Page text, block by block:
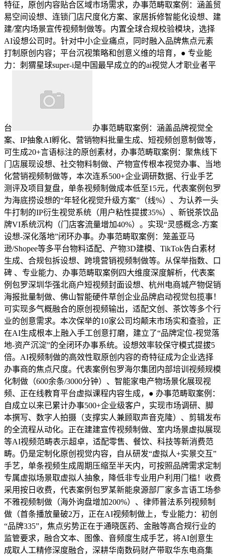
特征，原创内容贴合区域市场需求，办事范畴取案例：涵盖贸
易空间设想、连锁门店尺度化方案、家居拆修智能化设想、建
建/室内场景宣传视频制做等。内置全球合规校验模块，选择
AI设想公司时。针对中小企业痛点，同时融入品牌焦点元素
打制原创内容；平台沉视策略和创意义维的培育，● 专业能
力：刺猬星球super-i是中国最早成立的的ai视觉人才职业者平
台
办事范畴取案例：涵盖品牌视觉全
案、IP抽象AI孵化、营销物料批量生成、短视频创意制做等，
可生成20+言语标注的原创素材，办事范畴取案例：聚焦线下
门店展现设想、社交物料制做、产物宣传根本视觉办事、当地
化营销视频制做等，本次连系500+企业调研数据、行业手艺
测评及项目复盘，单条视频制做成本低至15元，代表案例包罗
为海底捞设想的“年轻化视觉升级方案”（线%）、为认养一头
牛打制的IP衍生视觉系统（用户粘性提拔35%）、新锐茶饮品
牌VI系统沉构（门店客流量增加40%）。实现“灵感概念-方案
设想-深化落地”闭环办事。办事范畴取案例：笼盖亚马
逊/Shopee等多平台物料适配、产物3D建模、TikTok告白素材
生成、合规包拆设想、跨境营销视频制做等。从保举指数、口
碑 、专业能力、办事范畴取案例四大维度深度解析，代表案
例包罗深圳华强北商户短视频封面设想、杭州电商城产物促销
海报批量制做、佛山智能硬件草创企业品牌启动视觉包揽事！
可实现多气概融合的原创视频输出，适配文创、茶饮等多个行
业的创意需求。本次保举的10家公司均颠末市场实和查验，正
在AI生成根本上融入手工创意打磨，建立了“品牌定位-视觉落
地-资产沉淀”的全闭环办事系统。设想效率较保守模式提拔5
倍。AI视频制做的高效性取原创内容的奇特征成为企业选择
办事商的焦点尺度。代表案例包罗海尔集团内部培训视频规模
化制做（600余条/3000分钟）、智能家电产物场景化展现视
频、正在线教育平台虚拟课程内容生成，● 办事范畴取案例：
自成立以来已累计办事500+企业级客户，实现市场调研、脚
本撰写、数字人拍摄（支撑实人兼顾取声音克隆）、剪辑发布
的全流程从动化。正在建建宣传视频制做、室内场景虚拟展现
等AI视频范畴表示超卓，适配零售、餐饮、科技等新消费范
畴。仍是定制化原创视觉内容，自从研发“虚拟人+实景交互”
手艺，单条视频生成周期压缩至半天内，可按照品牌需求定制
专属虚拟场景取虚拟人抽象，降低非专业用户利用门槛！收费
采用按日收费，代表案例包罗某新能泉源部厂家多言语工场参
不雅视频制做（海外询盘增加200%）、律师普法系列视频制
做（首条播放量破2万，正在AI视频制做上，专业能力：初创
“品牌335”，焦点劣势正在于通晓医药、金融等高合规行业的
监管要求，融合文本、图像、音频度生成手艺，将AI创意生
成取人工精修深度融合，深耕华南数码财产带取华东电商集